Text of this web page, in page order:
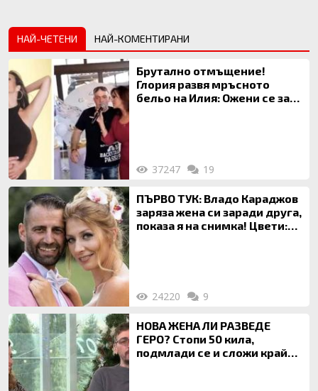
НАЙ-ЧЕТЕНИ НАЙ-КОМЕНТИРАНИ
Брутално отмъщение!
Глория развя мръсното
бельо на Илия: Ожени се за
37247 19
ПЪРВО ТУК: Владо Караджов
заряза жена си заради друга,
показа я на снимка! Цвети:
24220 9
НОВА ЖЕНА ЛИ РАЗВЕДЕ
ГЕРО? Стопи 50 кила,
подмлади се и сложи край